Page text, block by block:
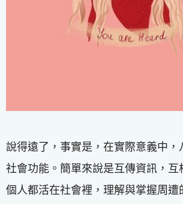
說得遠了，事實是，在實際意義中，
社會功能。簡單來說是互傳資訊，互
個人都活在社會裡，理解與掌握周遭